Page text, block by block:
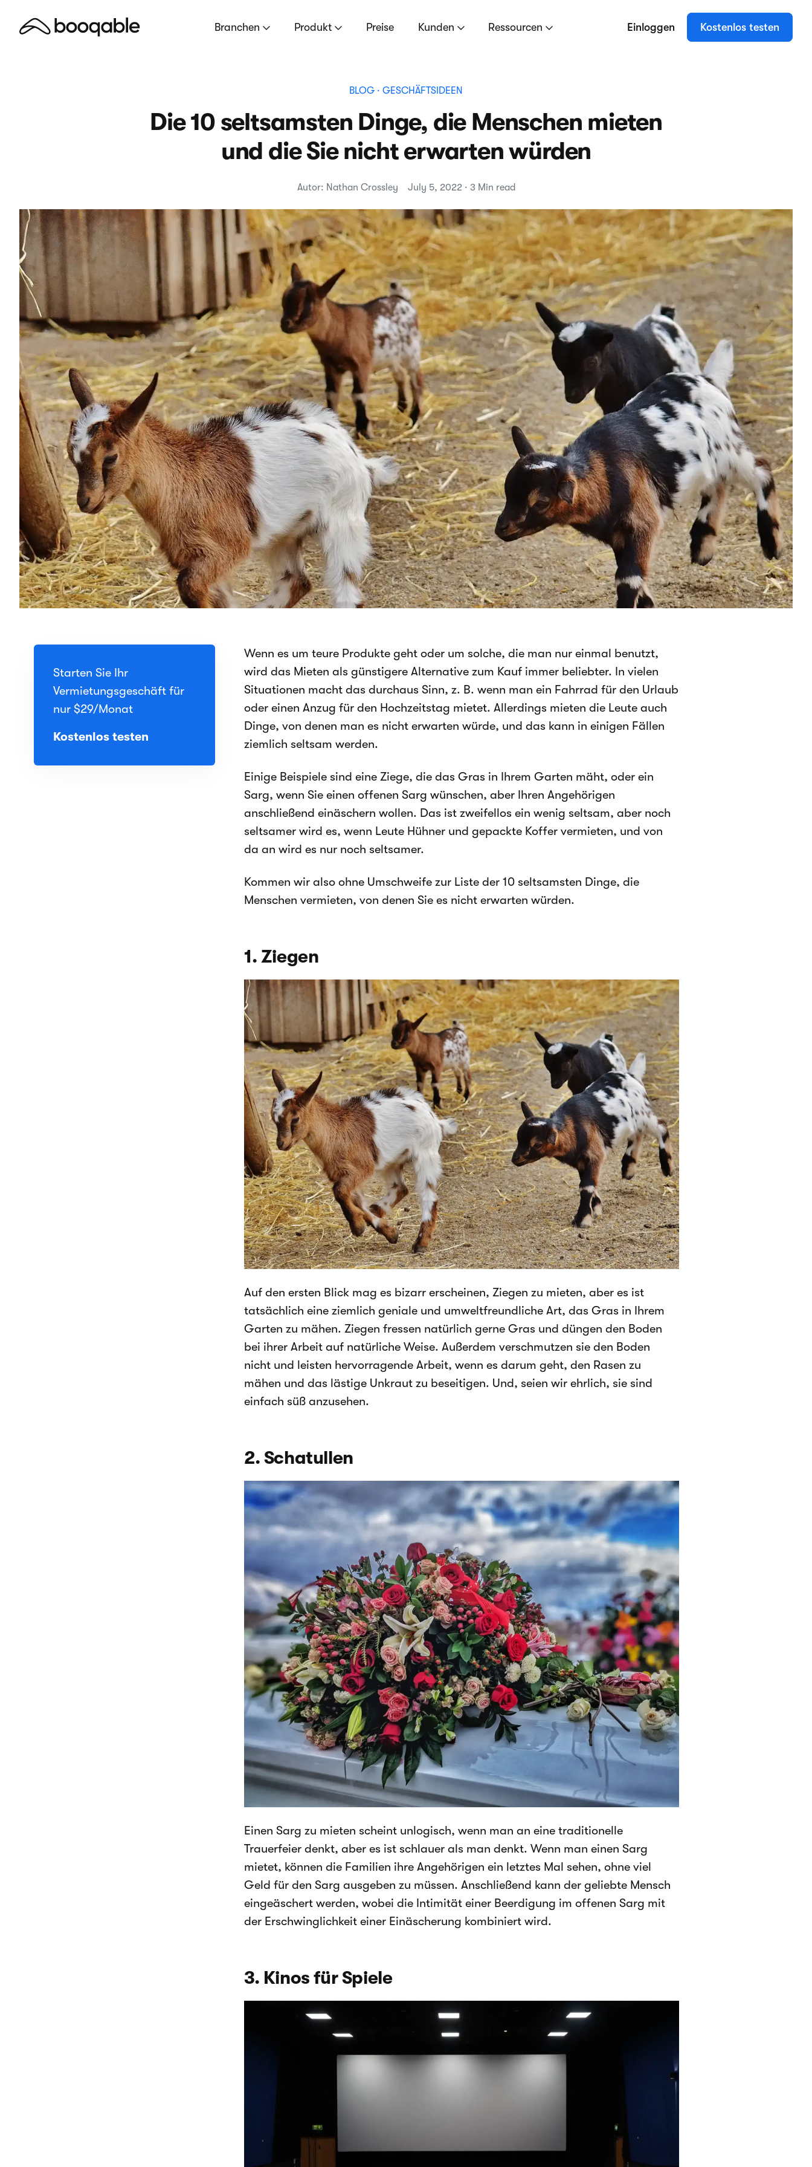
Branchen Produkt Preise Kunden Ressourcen Einloggen Kostenlos testen
BLOG · GESCHÄFTSIDEEN
Die 10 seltsamsten Dinge, die Menschen mieten
und die Sie nicht erwarten würden
Autor: Nathan Crossley July 5, 2022 · 3 Min read
Starten Sie Ihr
Vermietungsgeschäft für
nur $29/Monat
Kostenlos testen
Wenn es um teure Produkte geht oder um solche, die man nur einmal benutzt,
wird das Mieten als günstigere Alternative zum Kauf immer beliebter. In vielen
Situationen macht das durchaus Sinn, z. B. wenn man ein Fahrrad für den Urlaub
oder einen Anzug für den Hochzeitstag mietet. Allerdings mieten die Leute auch
Dinge, von denen man es nicht erwarten würde, und das kann in einigen Fällen
ziemlich seltsam werden.
Einige Beispiele sind eine Ziege, die das Gras in Ihrem Garten mäht, oder ein
Sarg, wenn Sie einen offenen Sarg wünschen, aber Ihren Angehörigen
anschließend einäschern wollen. Das ist zweifellos ein wenig seltsam, aber noch
seltsamer wird es, wenn Leute Hühner und gepackte Koffer vermieten, und von
da an wird es nur noch seltsamer.
Kommen wir also ohne Umschweife zur Liste der 10 seltsamsten Dinge, die
Menschen vermieten, von denen Sie es nicht erwarten würden.
1. Ziegen
Auf den ersten Blick mag es bizarr erscheinen, Ziegen zu mieten, aber es ist
tatsächlich eine ziemlich geniale und umweltfreundliche Art, das Gras in Ihrem
Garten zu mähen. Ziegen fressen natürlich gerne Gras und düngen den Boden
bei ihrer Arbeit auf natürliche Weise. Außerdem verschmutzen sie den Boden
nicht und leisten hervorragende Arbeit, wenn es darum geht, den Rasen zu
mähen und das lästige Unkraut zu beseitigen. Und, seien wir ehrlich, sie sind
einfach süß anzusehen.
2. Schatullen
Einen Sarg zu mieten scheint unlogisch, wenn man an eine traditionelle
Trauerfeier denkt, aber es ist schlauer als man denkt. Wenn man einen Sarg
mietet, können die Familien ihre Angehörigen ein letztes Mal sehen, ohne viel
Geld für den Sarg ausgeben zu müssen. Anschließend kann der geliebte Mensch
eingeäschert werden, wobei die Intimität einer Beerdigung im offenen Sarg mit
der Erschwinglichkeit einer Einäscherung kombiniert wird.
3. Kinos für Spiele